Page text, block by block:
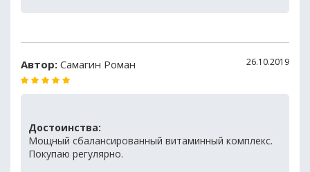
Автор: Самагин Роман 26.10.2019
Достоинства:
Мощный сбалансированный витаминный комплекс.
Покупаю регулярно.